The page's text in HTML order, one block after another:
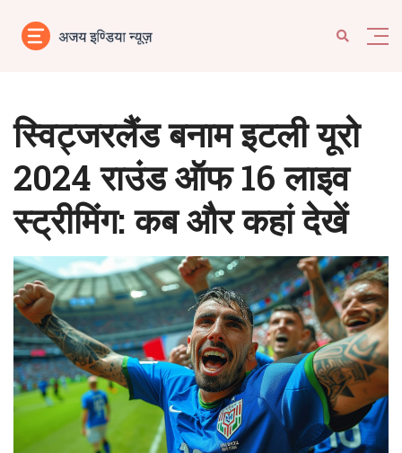
स्विट्जरलैंड बनाम इटली यूरो
2024 राउंड ऑफ 16 लाइव
स्ट्रीमिंग: कब और कहां देखें